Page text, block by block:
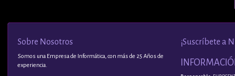
Sobre Nosotros
Somos una Empresa de Informática, con más de 25 Años de
experiencia.
¡Suscríbete a